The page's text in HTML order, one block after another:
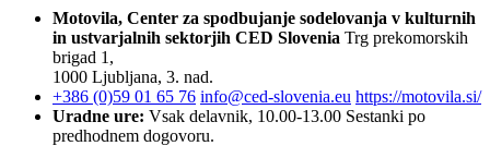
Motovila, Center za spodbujanje sodelovanja v kulturnih
in ustvarjalnih sektorjih CED Slovenia Trg prekomorskih
brigad 1,
1000 Ljubljana, 3. nad.
+386 (0)59 01 65 76 info@ced-slovenia.eu https://motovila.si/
Uradne ure: Vsak delavnik, 10.00-13.00 Sestanki po
predhodnem dogovoru.